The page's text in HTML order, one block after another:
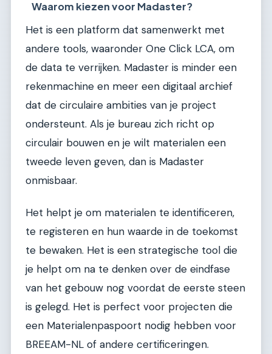
Waarom kiezen voor Madaster?
Het is een platform dat samenwerkt met
andere tools, waaronder One Click LCA, om
de data te verrijken. Madaster is minder een
rekenmachine en meer een digitaal archief
dat de circulaire ambities van je project
ondersteunt. Als je bureau zich richt op
circulair bouwen en je wilt materialen een
tweede leven geven, dan is Madaster
onmisbaar.
Het helpt je om materialen te identificeren,
te registeren en hun waarde in de toekomst
te bewaken. Het is een strategische tool die
je helpt om na te denken over de eindfase
van het gebouw nog voordat de eerste steen
is gelegd. Het is perfect voor projecten die
een Materialenpaspoort nodig hebben voor
BREEAM-NL of andere certificeringen.